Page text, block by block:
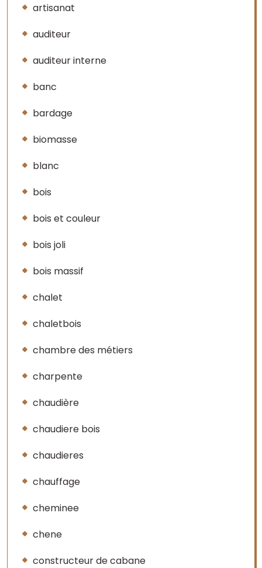
artisanat
auditeur
auditeur interne
banc
bardage
biomasse
blanc
bois
bois et couleur
bois joli
bois massif
chalet
chaletbois
chambre des métiers
charpente
chaudière
chaudiere bois
chaudieres
chauffage
cheminee
chene
constructeur de cabane